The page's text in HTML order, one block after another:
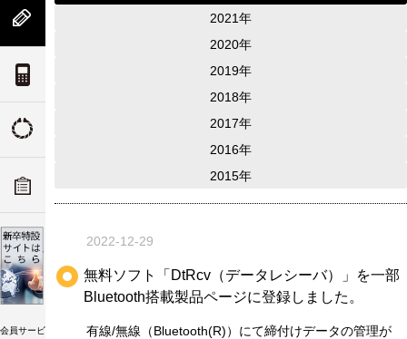
会員サービ
デ
ツリ
2021年
2020年
2019年
2018年
2017年
2016年
2015年
2022-12-29
無料ソフト「DtRcv（データレシーバ）」を一部
Bluetooth搭載製品ページに登録しました。
有線/無線（Bluetooth(R)）にて締付けデータの管理が